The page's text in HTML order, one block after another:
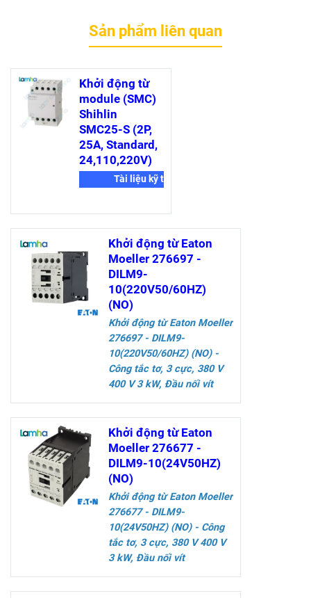
Sản phẩm liên quan
Khởi động từ
module (SMC)
Shihlin
SMC25-S (2P,
25A, Standard,
24,110,220V)
Tài liệu kỹ thuật
Khởi động từ Eaton
Moeller 276697 -
DILM9-
10(220V50/60HZ)
(NO)
Khởi động từ Eaton Moeller
276697 - DILM9-
10(220V50/60HZ) (NO)-
Công tắc tơ, 3 cực, 380 V
400 V 3 kW, Đầu nối vít
Thông số kỹ thuật
Khởi động từ Eaton
Moeller 276677 -
DILM9-10(24V50HZ)
(NO)
Khởi động từ Eaton Moeller
276677 - DILM9-
10(24V50HZ) (NO)- Công
tắc tơ, 3 cực, 380 V 400 V
3 kW, Đầu nối vít
Thông số kỹ thuật